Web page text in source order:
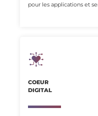
pour les applications et
COEUR
DIGITAL